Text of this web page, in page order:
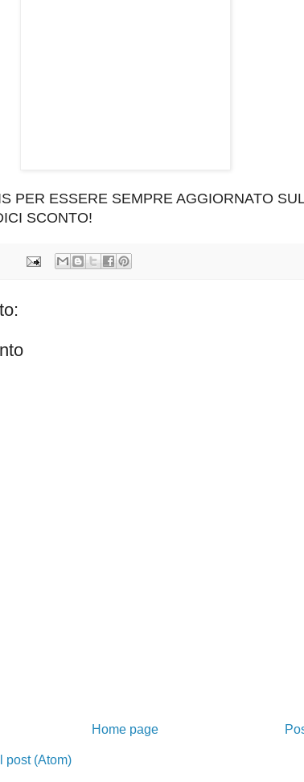
PER ESSERE SEMPRE AGGIORNATO
SCONTO!
Home page
post (Atom)